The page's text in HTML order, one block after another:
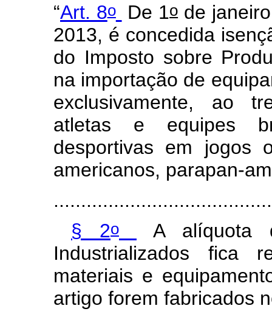
“Art. 8o De 1ode
2013, é concedida
do Imposto sobre
na importação de
exclusivamente, ao
atletas e equipes
desportivas em jogos
americanos, parapan-
§ 2o
A alíquota
Industrializados fica
materiais e
artigo forem fabricados